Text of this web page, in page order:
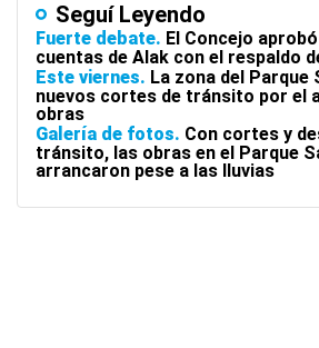
Seguí Leyendo
Fuerte debate El Concejo
cuentas de Alak con el respaldo
Este viernes La zona del Parque
nuevos cortes de tránsito por el
obras
Galería de fotos Con cortes y
tránsito, las obras en el Parque
arrancaron pese a las lluvias